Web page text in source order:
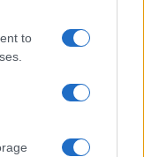
to
cosa servono
di